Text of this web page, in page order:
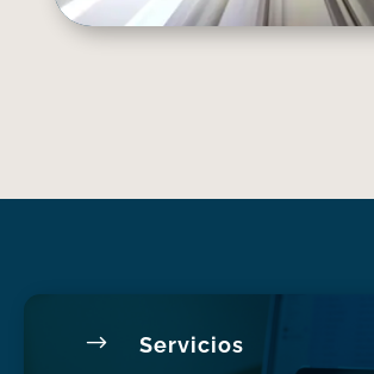
$ Servicios